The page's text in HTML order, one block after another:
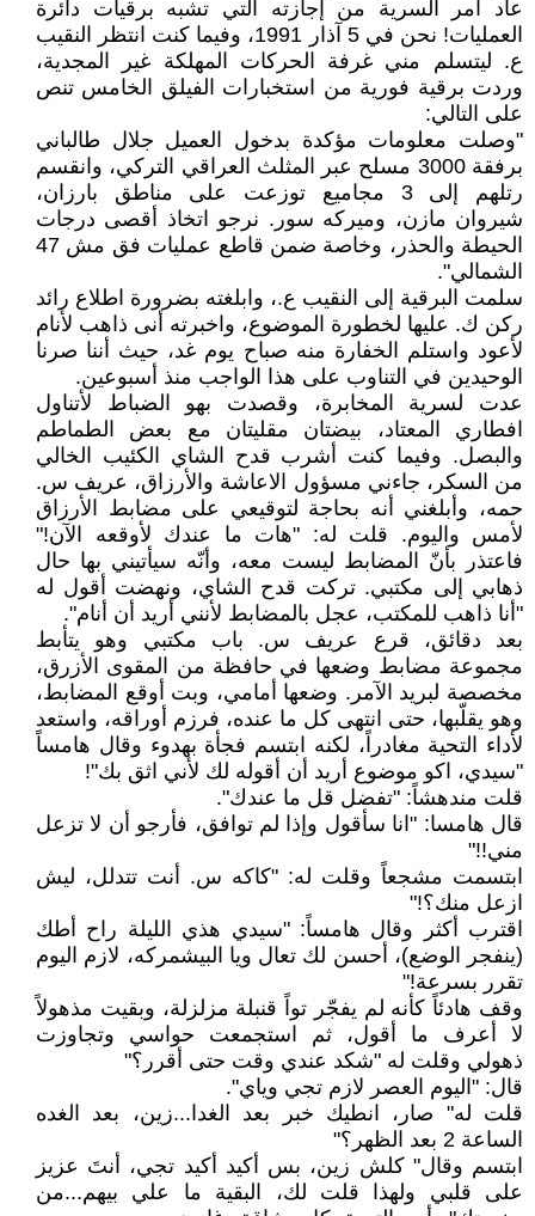
عاد آمر السرية من إجازته التي تشبه برقيات دائرة
العمليات! نحن في 5 آذار 1991، وفيما كنت انتظر النقيب
ع. ليتسلم مني غرفة الحركات المهلكة غير المجدية،
وردت برقية فورية من استخبارات الفيلق الخامس تنص
على التالي:
"وصلت معلومات مؤكدة بدخول العميل جلال طالباني
برفقة 3000 مسلح عبر المثلث العراقي التركي، وانقسم
رتلهم إلى 3 مجاميع توزعت على مناطق بارزان،
شيروان مازن، وميركه سور. نرجو اتخاذ أقصى درجات
الحيطة والحذر، وخاصة ضمن قاطع عمليات فق مش 47
الشمالي".
سلمت البرقية إلى النقيب ع.، وابلغته بضرورة اطلاع رائد
ركن ك. عليها لخطورة الموضوع، واخبرته أنى ذاهب لأنام
لأعود واستلم الخفارة منه صباح يوم غد، حيث أننا صرنا
الوحيدين في التناوب على هذا الواجب منذ أسبوعين.
عدت لسرية المخابرة، وقصدت بهو الضباط لأتناول
افطاري المعتاد، بيضتان مقليتان مع بعض الطماطم
والبصل. وفيما كنت أشرب قدح الشاي الكئيب الخالي
من السكر، جاءني مسؤول الاعاشة والأرزاق، عريف س.
حمه، وأبلغني أنه بحاجة لتوقيعي على مضابط الأرزاق
لأمس واليوم. قلت له: "هات ما عندك لأوقعه الآن!"
فاعتذر بأنّ المضابط ليست معه، وأنّه سيأتيني بها حال
ذهابي إلى مكتبي. تركت قدح الشاي، ونهضت أقول له
"أنا ذاهب للمكتب، عجل بالمضابط لأنني أريد أن أنام".
بعد دقائق، قرع عريف س. باب مكتبي وهو يتأبط
مجموعة مضابط وضعها في حافظة من المقوى الأزرق،
مخصصة لبريد الآمر. وضعها أمامي، وبت أوقع المضابط،
وهو يقلّبها، حتى انتهى كل ما عنده، فرزم أوراقه، واستعد
لأداء التحية مغادراً، لكنه ابتسم فجأة بهدوء وقال هامساً
"سيدي، اكو موضوع أريد أن أقوله لك لأني اثق بك"!
قلت مندهشاً: "تفضل قل ما عندك".
قال هامسا: "انا سأقول وإذا لم توافق، فأرجو أن لا تزعل
مني!!"
ابتسمت مشجعاً وقلت له: "كاكه س. أنت تتدلل، ليش
ازعل منك؟!"
اقترب أكثر وقال هامساً: "سيدي هذي الليلة راح أطك
(ينفجر الوضع)، أحسن لك تعال ويا البيشمركه، لازم اليوم
تقرر بسرعة!"
وقف هادئاً كأنه لم يفجّر تواً قنبلة مزلزلة، وبقيت مذهولاً
لا أعرف ما أقول، ثم استجمعت حواسي وتجاوزت
ذهولي وقلت له "شكد عندي وقت حتى أقرر؟"
قال: "اليوم العصر لازم تجي وياي".
قلت له" صار، انطيك خبر بعد الغدا...زين، بعد الغده
الساعة 2 بعد الظهر؟"
ابتسم وقال" كلش زين، بس أكيد أكيد تجي، أنتَ عزيز
على قلبي ولهذا قلت لك، البقية ما علي بيهم...من